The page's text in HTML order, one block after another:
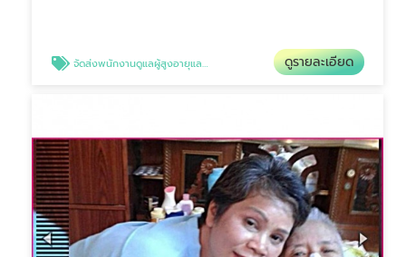
จัดส่งพนักงานดูแลผู้สูงอายุและผู้ป่วย ดูรายละเอียด